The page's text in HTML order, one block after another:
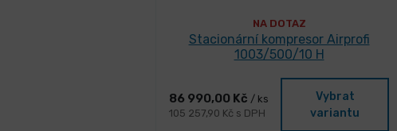
NA DOTAZ
Stacionární kompresor Airprofi
1003/500/10 H
86 990,00 Kč / ks
105 257,90 Kč s DPH
Vybrat
variantu